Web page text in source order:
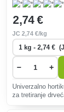
2,74 €
JC2,74 €/kg
− +
Univerzalno
za tretiranje